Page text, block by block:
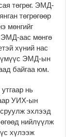
төгрөг. ЭМД-
төгрөгөөр
мөнгийг
ЭМД-аас мөнгө
хүний нас
ЭМД-ын
байгаа юм.
нь
УИХ-ын
эхлээд
нийлүүлж
хүлээж